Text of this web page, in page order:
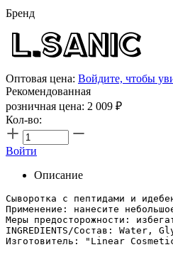
Бренд
Оптовая цена: Войдите, чтобы
Рекомендованная
розничная цена: 2 009 ₽
Кол-во:
Войти
Описание
Сыворотка с пептидами и
Применение: нанесите
Меры предосторожности:
INGREDIENTS/Состав:
Изготовитель: "Linear